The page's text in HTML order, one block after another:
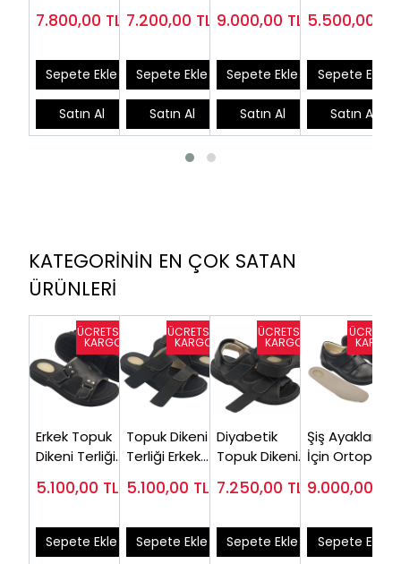
Ayakkabısı
EPTHLX51
7.800,00 TL
Sepete Ekle
Satın Al
Siyah
7.200,00 TL
Sepete Ekle
Satın Al
Erkek ( En Çok
Model)
9.000,00 TL
Sepete Ekle
Satın Al
EPTODT175S (
5.500,00
Sepete Ekle
Satın Al
KATEGORİNİN EN ÇOK SATAN
ÜRÜNLERİ
Erkek Topuk
Dikeni Terliği
(Silikon
5.100,00 TL
Sepete Ekle
Topuk Dikeni
Terliği Erkek
Ayaklara
5.100,00 TL
Sepete Ekle
Diyabetik
Topuk Dikeni
Erkek EPT-
7.250,00 TL
Sepete Ekle
Şiş Ayaklar
İçin Ortopedik
Erkek ( En Çok
Model)
9.000,00
Sepete Ekle